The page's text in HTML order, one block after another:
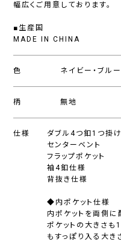
幅広くご用意しております。
■生産国
MADE IN CHINA
色 ネイビー・ブル
柄 無地
仕様
ダブル4つ釦1つ掛け
センターベント
フラップポケット
袖4釦仕様
背抜き仕様
◆内ポケット仕様
内ポケットを両側に
ポケットの大きさ
もすっぽり入る大き